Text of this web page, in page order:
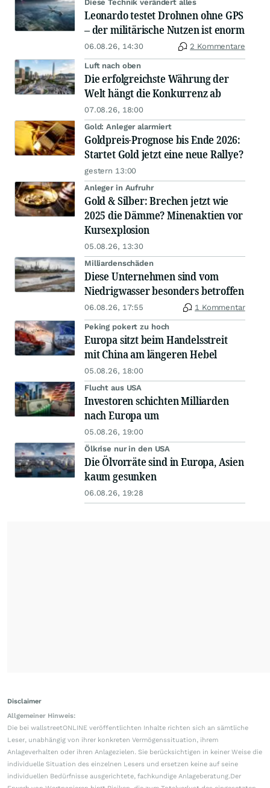
Diese Technik verändert alles
Leonardo testet Drohnen ohne GPS
– der militärische Nutzen ist enorm
06.08.26, 14:30 2 Kommentare
Luft nach oben
Die erfolgreichste Währung der
Welt hängt die Konkurrenz ab
07.08.26, 18:00
Gold: Anleger alarmiert
Goldpreis-Prognose bis Ende 2026:
Startet Gold jetzt eine neue Rallye?
gestern 13:00
Anleger in Aufruhr
Gold & Silber: Brechen jetzt wie
2025 die Dämme? Minenaktien vor
Kursexplosion
05.08.26, 13:30
Milliardenschäden
Diese Unternehmen sind vom
Niedrigwasser besonders betroffen
06.08.26, 17:55 1 Kommentar
Peking pokert zu hoch
Europa sitzt beim Handelsstreit
mit China am längeren Hebel
05.08.26, 18:00
Flucht aus USA
Investoren schichten Milliarden
nach Europa um
05.08.26, 19:00
Ölkrise nur in den USA
Die Ölvorräte sind in Europa, Asien
kaum gesunken
06.08.26, 19:28
Disclaimer
Allgemeiner Hinweis:
Die bei wallstreetONLINE veröffentlichten Inhalte richten sich an sämtliche
Leser, unabhängig von ihrer konkreten Vermögenssituation, ihrem
Anlageverhalten oder ihren Anlagezielen. Sie berücksichtigen in keiner Weise die
individuelle Situation des einzelnen Lesers und ersetzen keine auf seine
individuellen Bedürfnisse ausgerichtete, fachkundige Anlageberatung.Der